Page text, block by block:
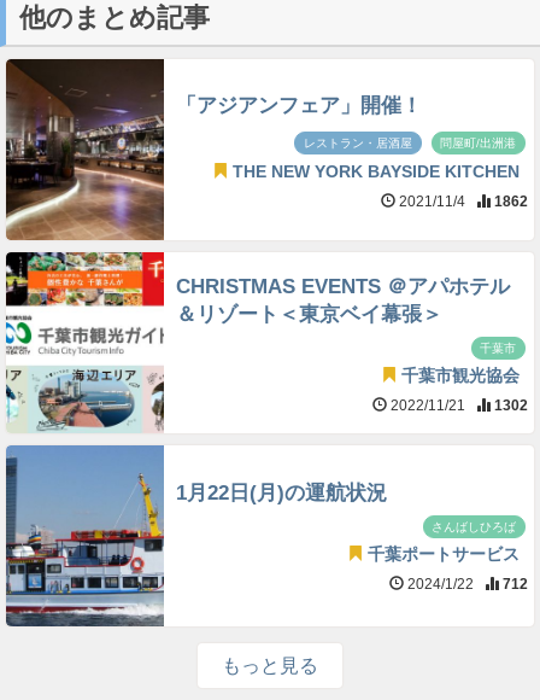
他のまとめ記事
「アジアンフェア」開催！
レストラン・居酒屋 問屋町/出洲港
THE NEW YORK BAYSIDE KITCHEN
2021/11/4 1862
CHRISTMAS EVENTS ＠アパホテル
＆リゾート＜東京ベイ幕張＞
千葉市
千葉市観光協会
2022/11/21 1302
1月22日(月)の運航状況
さんばしひろば
千葉ポートサービス
2024/1/22 712
もっと見る